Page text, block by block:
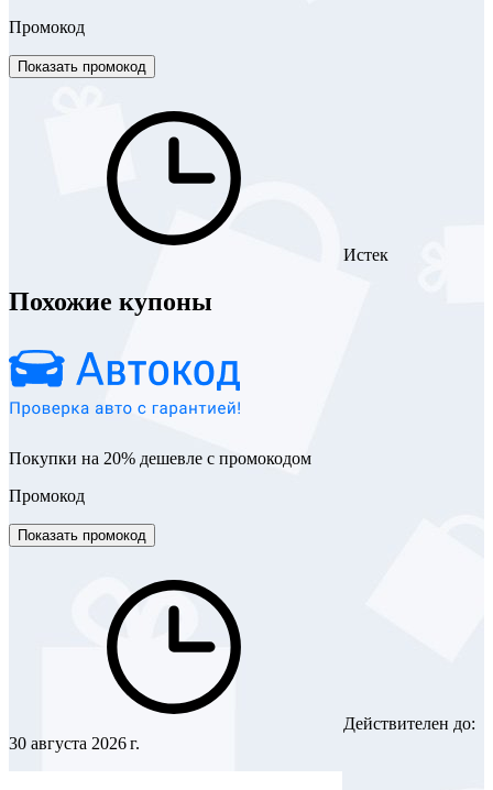
Промокод
Показать промокод
Истек
Похожие купоны
Покупки на 20% дешевле с промокодом
Промокод
Показать промокод
Действителен до:
30 августа 2026 г.